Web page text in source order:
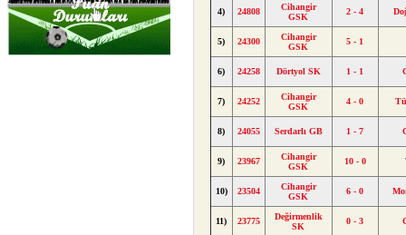
4) 24808
Cihangir
GSK
2 - 4
5) 24300
Cihangir
GSK
5 - 1
6) 24258 Dörtyol SK 1 - 1
7) 24252
Cihangir
GSK
4 - 0
8) 24055 Serdarlı GB 1 - 7
9) 23967
Cihangir
GSK
10 - 0
10) 23504
Cihangir
GSK
6 - 0
11) 23775
Değirmenlik
SK
0 - 3